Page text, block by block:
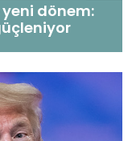
dönem: